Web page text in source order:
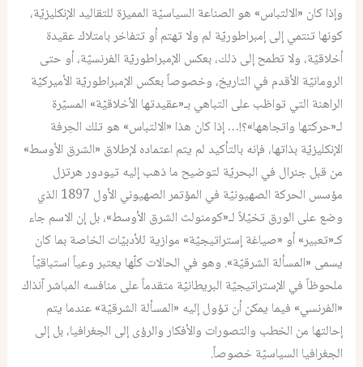
وإذا كان «الالتباس» هو الصناعة السياسيّة المميزة للتقاليد الإنكليزيّة،
كونها تنتمي إلى إمبراطوريّة لم ولا تهتم أو تتفاخر بامتلاك عقيدة
أخلاقيّة، ولا تطمح إلى ذلك، بعكس الإمبراطوريّة الفرنسيّة، أو حتى
الرومانيّة الأقدم في التاريخ، وخصوصاً بعكس الإمبراطوريّة الأميركيّة
الراهنة التي تواظب على التباهي بـ«عقيدتها الأخلاقيّة» المسيّرة
لـ«حركتها واتجاهها»؟!… إذا كان هذا «الالتباس» هو تلك الحِرفة
الإنكليزيّة بذاتها، فإنه بالتأكيد لم يتم اعتماده لإطلاق «الشرق الأوسط»
من قبل جنرال في البحريّة لتوضيح ما ذهب إليه تيودور هرتزل
مؤسس الحركة الصهيونيّة في المؤتمر الصهيوني الأول 1897 الذي
وضع على الورق تخيّلاً لـ«كومنولث الشرق الأوسط»، بل إن الاسم جاء
كـ«تعبير» أو «صياغة إستراتيجيّة» موازية للأدبيّات الخاصة بما كان
يسمى «المسألة الشرقيّة». وهو في الحالات كلّها يعتبر وعياً استباقيّاً
ملحوظاً في الإستراتيجيّة البريطانيّة متقدماً على منافسه المباشر آنذاك
«الفرنسي» فيما يمكن أن تؤول إليه «المسألة الشرقيّة» عندما يتم
إحالتها من الخطب والتصورات والأفكار والرؤى إلى الجغرافيا، بل إلى
الجغرافيا السياسيّة خصوصاً.